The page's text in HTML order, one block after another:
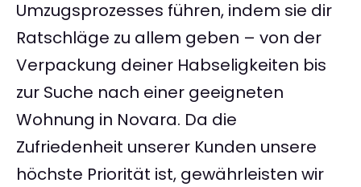
Umzugsprozesses führen, indem sie dir
Ratschläge zu allem geben – von der
Verpackung deiner Habseligkeiten bis
zur Suche nach einer geeigneten
Wohnung in Novara. Da die
Zufriedenheit unserer Kunden unsere
höchste Priorität ist, gewährleisten wir